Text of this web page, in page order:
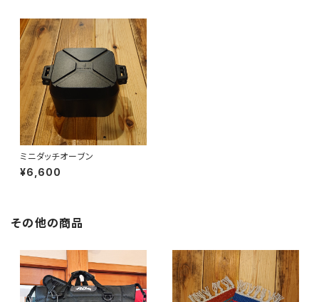
ミニダッチオーブン
¥6,600
その他の商品